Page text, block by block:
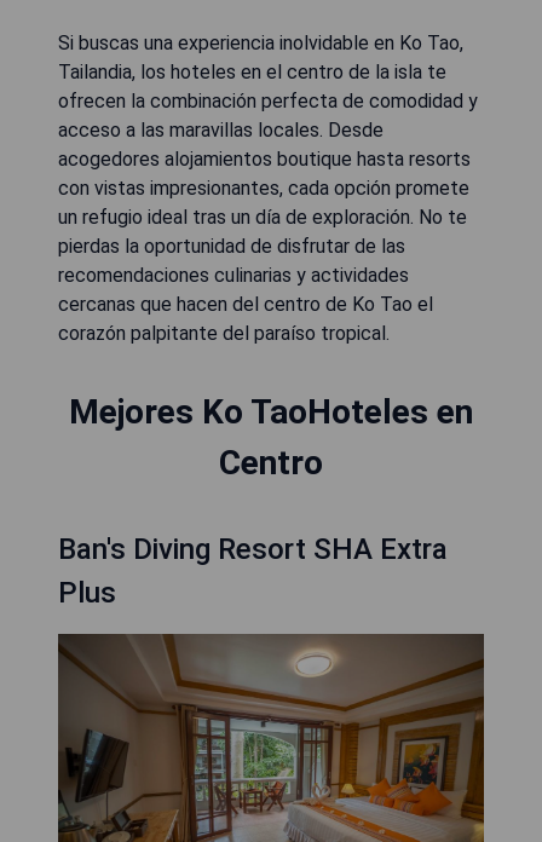
Si buscas una experiencia inolvidable en Ko Tao,
Tailandia, los hoteles en el centro de la isla te
ofrecen la combinación perfecta de comodidad y
acceso a las maravillas locales. Desde
acogedores alojamientos boutique hasta resorts
con vistas impresionantes, cada opción promete
un refugio ideal tras un día de exploración. No te
pierdas la oportunidad de disfrutar de las
recomendaciones culinarias y actividades
cercanas que hacen del centro de Ko Tao el
corazón palpitante del paraíso tropical.
Mejores Ko TaoHoteles en
Centro
Ban's Diving Resort SHA Extra
Plus